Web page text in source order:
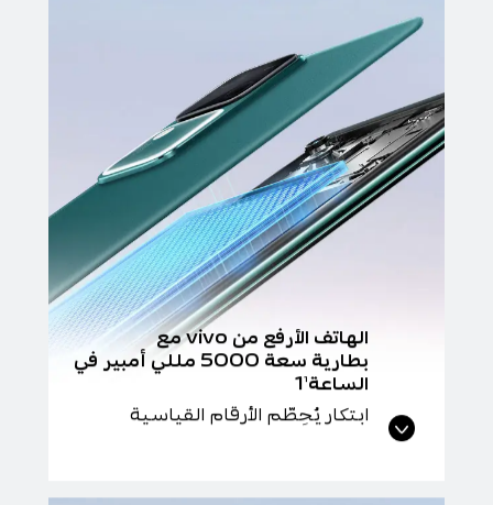
الهاتف الأرفع من vivo مع
بطارية سعة 5000 مللي أمبير في
الساعة11
ابتكار يُحطِّم الأرقام القياسية